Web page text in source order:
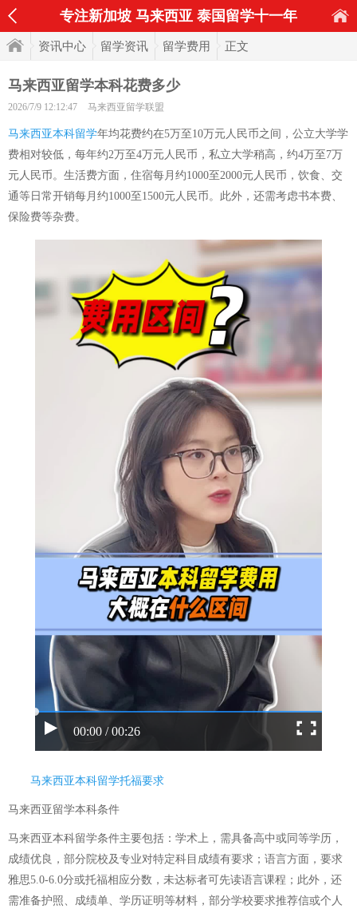
专注新加坡 马来西亚 泰国留学十一年
资讯中心 留学资讯 留学费用 正文
马来西亚留学本科花费多少
2026/7/9 12:12:47 马来西亚留学联盟
马来西亚本科留学年均花费约在5万至10万元人民币之间，公立大学学
费相对较低，每年约2万至4万元人民币，私立大学稍高，约4万至7万
元人民币。生活费方面，住宿每月约1000至2000元人民币，饮食、交
通等日常开销每月约1000至1500元人民币。此外，还需考虑书本费、
保险费等杂费。
00:00 / 00:26
马来西亚本科留学托福要求
马来西亚留学本科条件
马来西亚本科留学条件主要包括：学术上，需具备高中或同等学历，
成绩优良，部分院校及专业对特定科目成绩有要求；语言方面，要求
雅思5.0-6.0分或托福相应分数，未达标者可先读语言课程；此外，还
需准备护照、成绩单、学历证明等材料，部分学校要求推荐信或个人